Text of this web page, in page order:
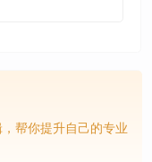
帮你提升自己的专业